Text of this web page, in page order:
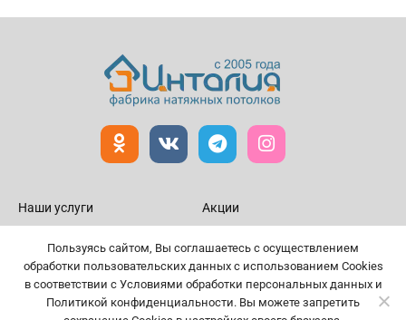
Наши услуги
Галерея потолков
Кухонные фартуки
Фотопечать на обоях
Акции
Контакты
Цены
Пользуясь сайтом, Вы соглашаетесь с осуществлением
обработки пользовательских данных с использованием Cookies
в соответствии с Условиями обработки персональных данных и
Политикой конфиденциальности. Вы можете запретить